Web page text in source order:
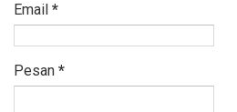
Email *
Pesan *